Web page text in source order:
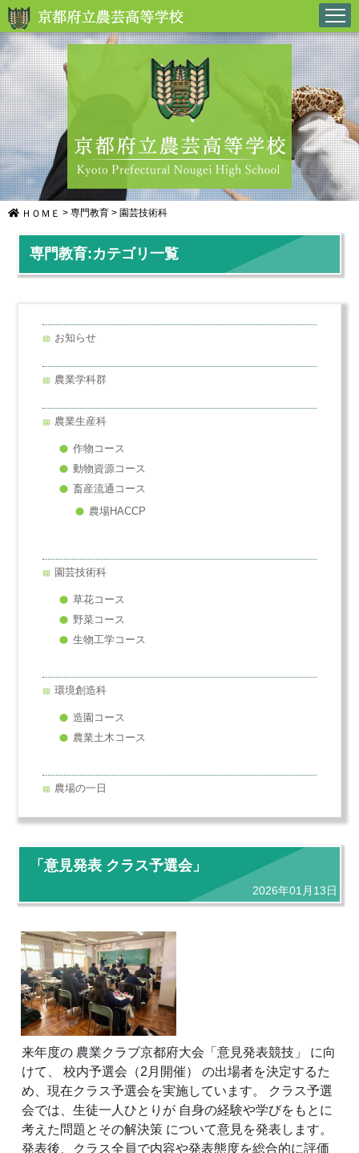
ＨＯＭＥ > 専門教育> 園芸技術科
専門教育:カテゴリ一覧
お知らせ
農業学科群
農業生産科
作物コース
動物資源コース
畜産流通コース
農場HACCP
園芸技術科
草花コース
野菜コース
生物工学コース
環境創造科
造園コース
農業土木コース
農場の一日
「意見発表 クラス予選会」
2026年01月13日
来年度の 農業クラブ京都府大会「意見発表競技」 に向
けて、 校内予選会（2月開催） の出場者を決定するた
め、現在クラス予選会を実施しています。 クラス予選
会では、生徒一人ひとりが 自身の経験や学びをもとに
考えた問題とその解決策 について意見を発表します。
発表後、クラス全員で内容や発表態度を総合的に評価